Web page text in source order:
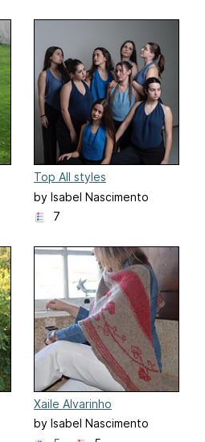
Top All styles
by Isabel Nascimento
7
Xaile Alvarinho
by Isabel Nascimento